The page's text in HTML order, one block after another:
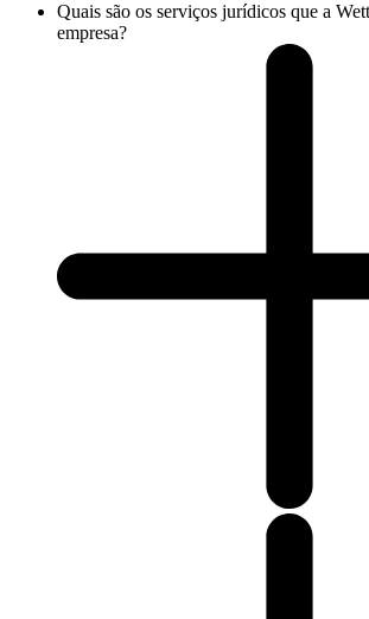
Quais são os serviços jurídicos que a
empresa?